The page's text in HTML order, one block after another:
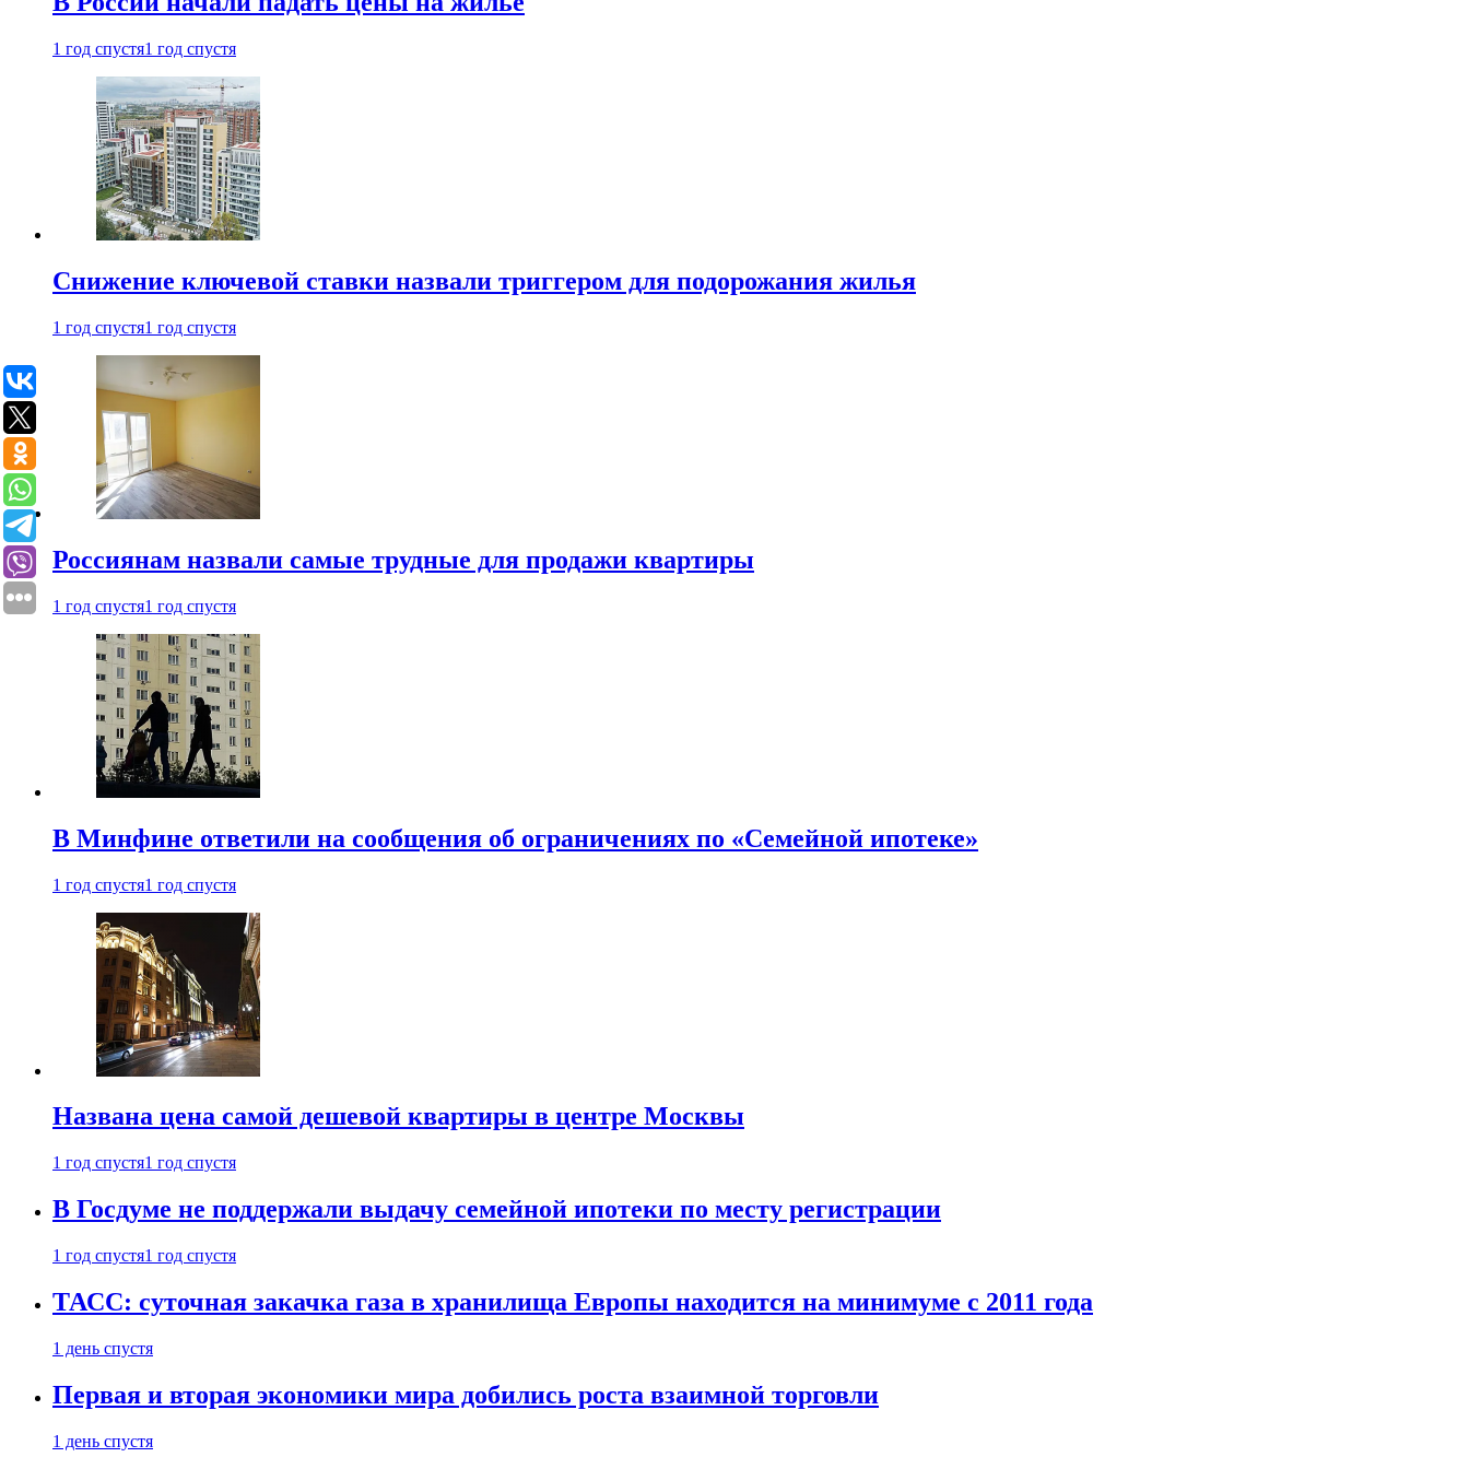
1 год спустя1 год спустя
Снижение ключевой ставки назвали триггером для подорожания жилья
1 год спустя1 год спустя
Россиянам назвали самые трудные для продажи квартиры
1 год спустя1 год спустя
В Минфине ответили на сообщения об ограничениях по «Семейной ипотеке»
1 год спустя1 год спустя
Названа цена самой дешевой квартиры в центре Москвы
1 год спустя1 год спустя
В Госдуме не поддержали выдачу семейной ипотеки по месту регистрации
1 год спустя1 год спустя
ТАСС: суточная закачка газа в хранилища Европы находится на минимуме с 2011 года
1 день спустя
Первая и вторая экономики мира добились роста взаимной торговли
1 день спустя